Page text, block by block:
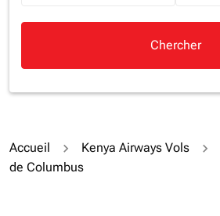
Chercher
Accueil Kenya Airways Vols
de Columbus